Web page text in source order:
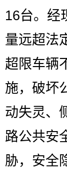
16台。经
量远超法
超限车辆
施，破坏
动失灵、
路公共安
胁，安全